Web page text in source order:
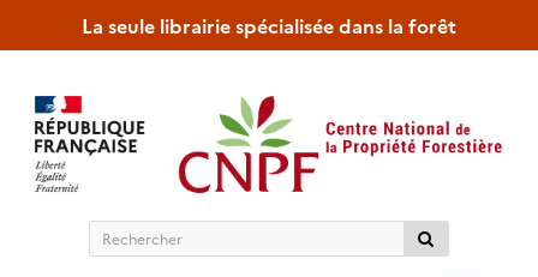
La seule librairie spécialisée dans la forêt
Rechercher